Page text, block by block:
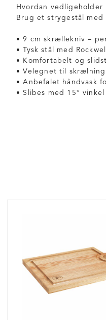
Hvordan vedligeholder
Brug et strygestål
• 9 cm skrællekniv –
• Tysk stål med
• Komfortabelt og
• Velegnet til
• Anbefalet håndvask
• Slibes med 15° vinkel